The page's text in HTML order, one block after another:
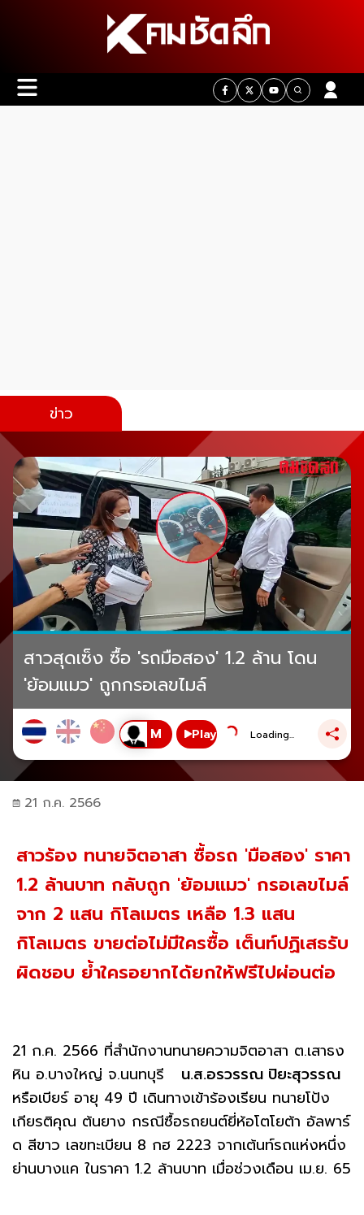
ข่าว
สาวสุดเซ็ง ซื้อ 'รถมือสอง' 1.2 ล้าน โดน
'ย้อมแมว' ถูกกรอเลขไมล์
Play Loading...
21 ก.ค. 2566
สาวร้อง ทนายจิตอาสา ซื้อรถ 'มือสอง' ราคา
1.2 ล้านบาท กลับถูก 'ย้อมแมว' กรอเลขไมล์
จาก 2 แสน กิโลเมตร เหลือ 1.3 แสน
กิโลเมตร ขายต่อไม่มีใครซื้อ เต็นท์ปฏิเสธรับ
ผิดชอบ ย้ำใครอยากได้ยกให้ฟรีไปผ่อนต่อ
21 ก.ค. 2566 ที่สำนักงานทนายความจิตอาสา ต.เสาธง
หิน อ.บางใหญ่ จ.นนทบุรี น.ส.อรวรรณ ปิยะสุวรรณ
หรือเบียร์ อายุ 49 ปี เดินทางเข้าร้องเรียน ทนายโป้ง
เกียรติคุณ ต้นยาง กรณีซื้อรถยนต์ยี่ห้อโตโยต้า อัลพาร์
ด สีขาว เลขทะเบียน 8 กฮ 2223 จากเต้นท์รถแห่งหนึ่ง
ย่านบางแค ในราคา 1.2 ล้านบาท เมื่อช่วงเดือน เม.ย. 65